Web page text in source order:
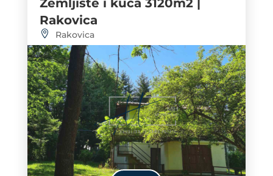
Zemljište i kuća 3120m2 |
Rakovica
Rakovica